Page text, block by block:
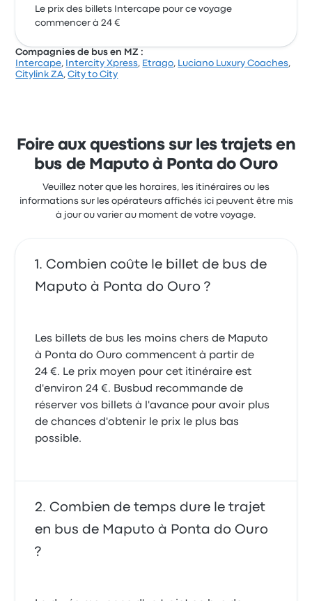
Le prix des billets Intercape pour ce voyage
commencer à 24 €
Compagnies de bus en MZ :
Intercape, Intercity Xpress, Etrago, Luciano Luxury Coaches,
Citylink ZA,City to City
Foire aux questions sur les trajets en
bus de Maputo à Ponta do Ouro
Veuillez noter que les horaires, les itinéraires ou les
informations sur les opérateurs affichés ici peuvent être mis
à jour ou varier au moment de votre voyage.
Combien coûte le billet de bus de
Maputo à Ponta do Ouro ?
Les billets de bus les moins chers de Maputo
à Ponta do Ouro commencent à partir de
24 €. Le prix moyen pour cet itinéraire est
d'environ 24 €. Busbud recommande de
réserver vos billets à l'avance pour avoir plus
de chances d'obtenir le prix le plus bas
possible.
Combien de temps dure le trajet
en bus de Maputo à Ponta do Ouro
?